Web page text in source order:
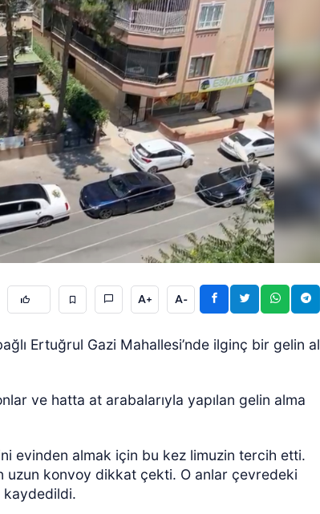
A+ A-
Ertuğrul Gazi Mahallesi’nde ilginç bir gelin
ve hatta at arabalarıyla yapılan gelin alma
evinden almak için bu kez limuzin tercih etti.
konvoy dikkat çekti. O anlar çevredeki
kaydedildi.